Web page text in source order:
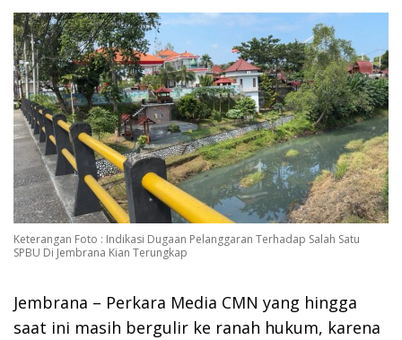
Keterangan Foto : Indikasi Dugaan Pelanggaran Terhadap Salah Satu
SPBU Di Jembrana Kian Terungkap
Jembrana – Perkara Media CMN yang hingga
saat ini masih bergulir ke ranah hukum, karena